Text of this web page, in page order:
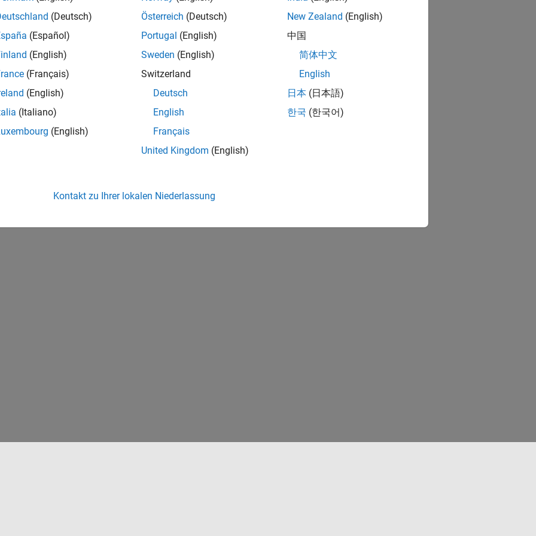
all
History
in R2026a
(Deutsch)
(Español)
(English)
(Français)
(English)
(Italiano)
(English)
Österreich (Deutsch)
Portugal (English)
Sweden (English)
Switzerland
Deutsch
English
Français
United Kingdom (English)
New Zealand (English)
中国
简体中文
English
日本 (日本語)
한국 (한국어)
Kontakt zu Ihrer lokalen Niederlassung